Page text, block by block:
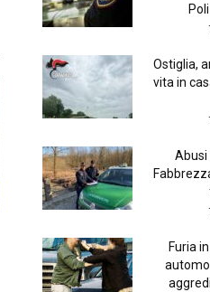
Ostiglia,
vita in
Abusi
Furia